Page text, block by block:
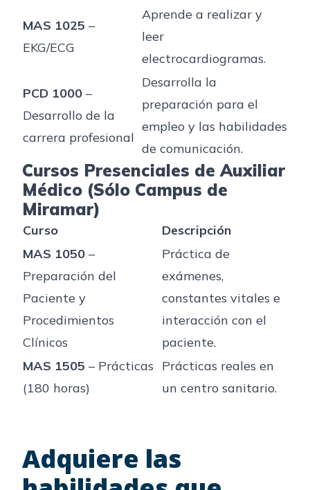
MAS 1025 –
EKG/ECG
Aprende a realizar y
leer
electrocardiogramas.
PCD 1000 –
Desarrollo de la
carrera profesional
Desarrolla la
preparación para el
empleo y las habilidades
de comunicación.
Cursos Presenciales de Auxiliar
Médico (Sólo Campus de
Miramar)
Curso
Descripción
MAS 1050 –
Preparación del
Paciente y
Procedimientos
Clínicos
Práctica de
exámenes,
constantes vitales e
interacción con el
paciente.
MAS 1505 – Prácticas
(180 horas)
Prácticas reales en
un centro sanitario.
Adquiere las